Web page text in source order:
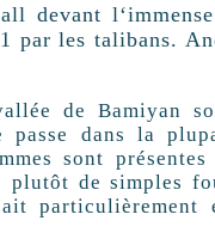
devant
par les talibans.
de Bamiyan
dans la
sont
de simples
particulièrement